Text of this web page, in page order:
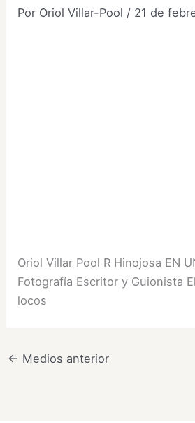
Por Oriol Villar-Pool / 21 de
Oriol Villar Pool R Hinojosa EN
Fotografía Escritor y Guionista
locos
← Medios anterior